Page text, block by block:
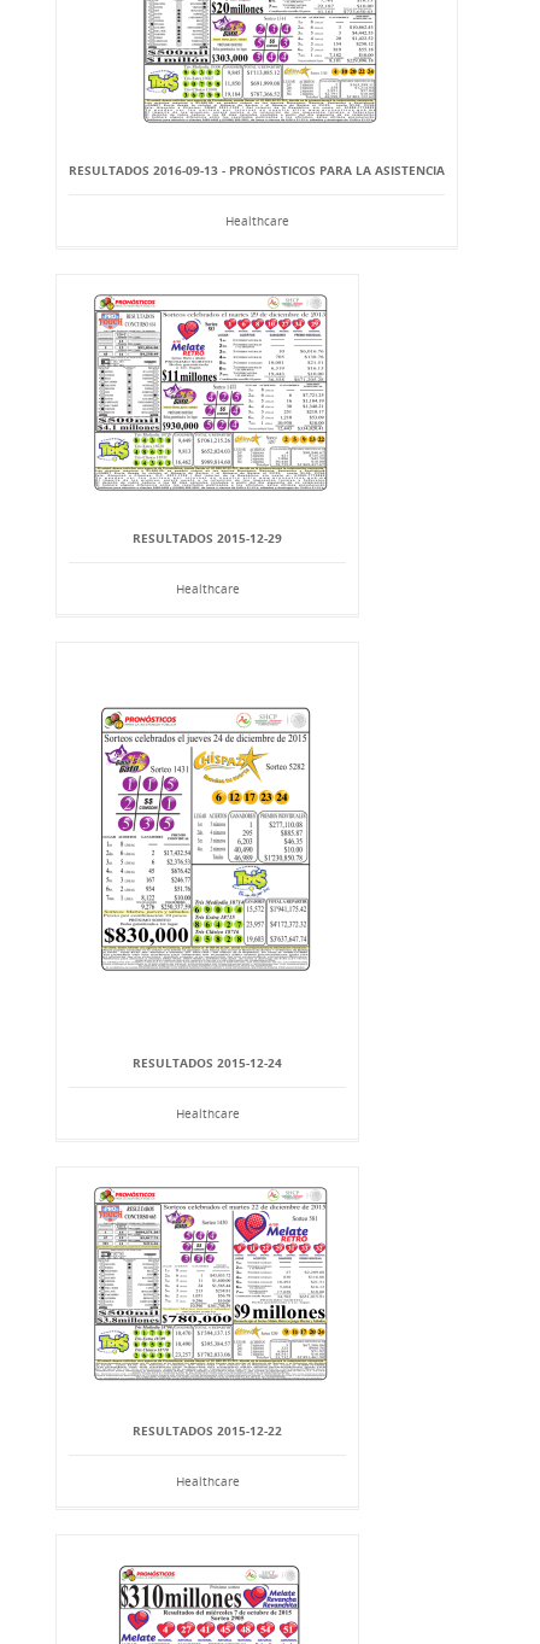
RESULTADOS 2016-09-13 - PRONÓSTICOS PARA LA ASISTENCIA
Healthcare
RESULTADOS 2015-12-29
Healthcare
RESULTADOS 2015-12-24
Healthcare
RESULTADOS 2015-12-22
Healthcare